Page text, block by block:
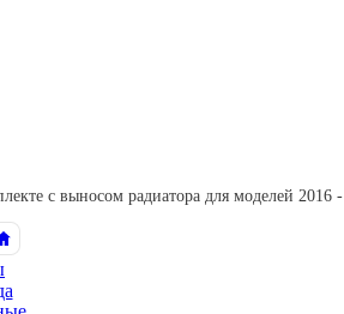
с выносом радиатора для моделей 2016 -